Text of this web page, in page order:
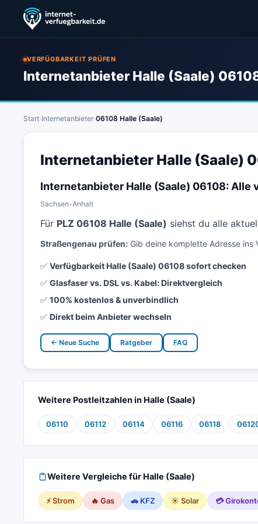
VERFÜGBARKEIT PRÜFEN
Internetanbieter Halle (Saale)
Start›Internetanbieter›06108 Halle (Saale)
Internetanbieter Halle (Saale)
Internetanbieter Halle (Saale) 06108: Alle
Sachsen-Anhalt
Für PLZ 06108 Halle (Saale) siehst du alle
Straßengenau prüfen: Gib deine komplette Adresse
✅ Verfügbarkeit Halle (Saale) 06108 sofort checken
✅ Glasfaser vs. DSL vs. Kabel: Direktvergleich
✅ 100% kostenlos & unverbindlich
✅ Direkt beim Anbieter wechseln
← Neue Suche Ratgeber FAQ
Weitere Postleitzahlen in Halle (Saale)
06110 06112 06114 06116 06118
Weitere Vergleiche für Halle (Saale)
⚡ Strom 🔥 Gas 🚗 KFZ ☀️ Solar 💳